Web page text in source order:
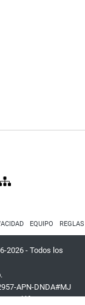
EQUIPO
2026 - Todos los
APN-DNDA#MJ
| Teléfono:+54 9 11